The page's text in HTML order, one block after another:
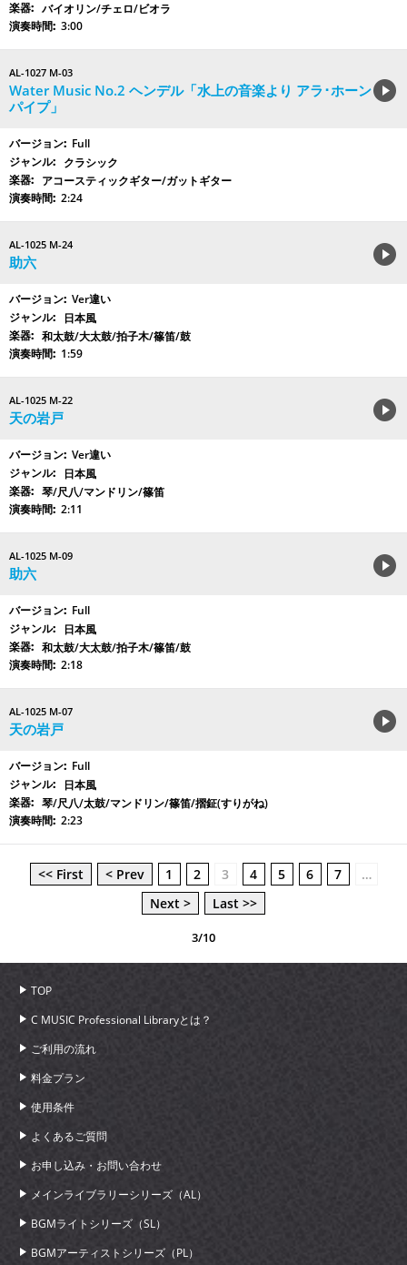
バイオリン/チェロ/ビオラ
3:00
AL-1027 M-03
Water Music No.2 ヘンデル「水上の音楽より アラ･ホーン
パイプ」
Full
クラシック
アコースティックギター/ガットギター
2:24
AL-1025 M-24
助六
Ver違い
日本風
和太鼓/大太鼓/拍子木/篠笛/鼓
1:59
AL-1025 M-22
天の岩戸
Ver違い
日本風
琴/尺八/マンドリン/篠笛
2:11
AL-1025 M-09
助六
Full
日本風
和太鼓/大太鼓/拍子木/篠笛/鼓
2:18
AL-1025 M-07
天の岩戸
Full
日本風
琴/尺八/太鼓/マンドリン/篠笛/摺鉦(すりがね)
2:23
<< First < Prev 1 2 3 4 5 6 7
…
Next >
Last >>
3/10
TOP
C MUSIC Professional Libraryとは？
ご利用の流れ
料金プラン
使用条件
よくあるご質問
お申し込み・お問い合わせ
メインライブラリーシリーズ（AL）
BGMライトシリーズ（SL）
BGMアーティストシリーズ（PL）